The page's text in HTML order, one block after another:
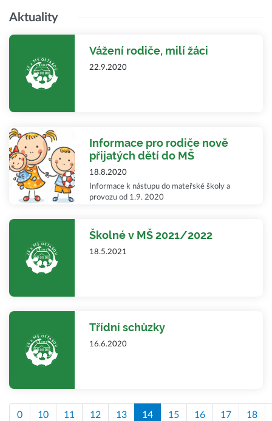
Aktuality
Vážení rodiče, milí žáci
22.9.2020
Informace pro rodiče nově
přijatých dětí do MŠ
18.8.2020
Informace k nástupu do mateřské školy a
provozu od 1.9. 2020
Školné v MŠ 2021/2022
18.5.2021
Třídní schůzky
16.6.2020
0 10 11 12 13 14 15 16 17 18